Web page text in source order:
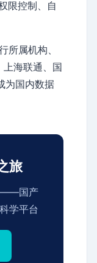
限控制、自
所属机构、
上海联通、国
为国内数据
旅
国产
学平台